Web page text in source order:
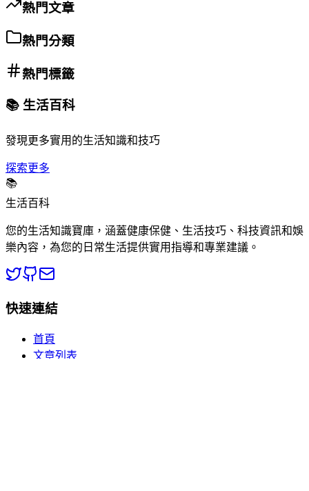
熱門文章
熱門分類
熱門標籤
📚 生活百科
發現更多實用的生活知識和技巧
探索更多
📚
生活百科
您的生活知識寶庫，涵蓋健康保健、生活技巧、科技資訊和娛
樂內容，為您的日常生活提供實用指導和專業建議。
快速連結
首頁
文章列表